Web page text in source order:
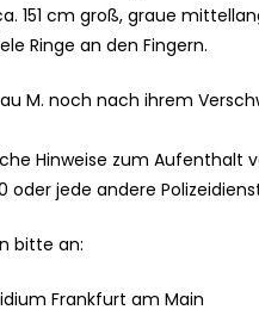
151 cm groß, graue
Ringe an den Fingern.
M. noch nach ihrem
Hinweise zum Aufenthalt
oder jede andere
bitte an:
Frankfurt am Main